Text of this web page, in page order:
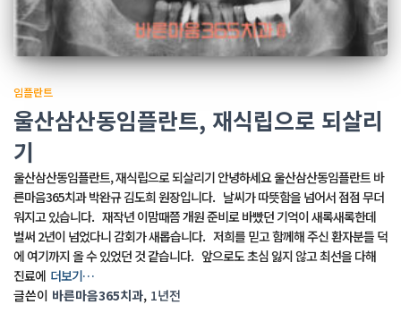
임플란트
울산삼산동임플란트, 재식립으로 되살리
기
울산삼산동임플란트, 재식립으로 되살리기 안녕하세요 울산삼산동임플란트 바
른마음365치과 박완규 김도희 원장입니다. 날씨가 따뜻함을 넘어서 점점 무더
워지고 있습니다. 재작년 이맘때쯤 개원 준비로 바빴던 기억이 새록새록한데
벌써 2년이 넘었다니 감회가 새롭습니다. 저희를 믿고 함께해 주신 환자분들 덕
에 여기까지 올 수 있었던 것 같습니다. 앞으로도 초심 잃지 않고 최선을 다해
진료에 더보기…
글쓴이 바른마음365치과, 1년전